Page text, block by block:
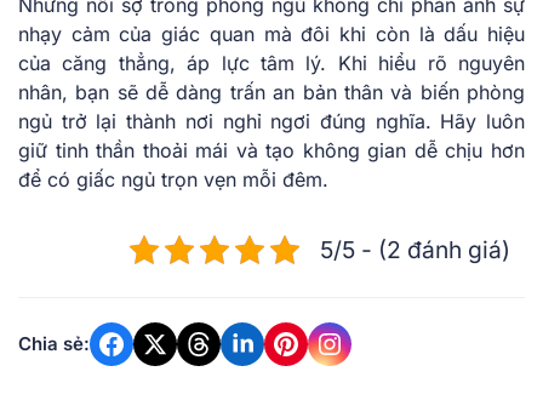
nhạy cảm của giác quan mà đôi khi còn là dấu hiệu
của căng thẳng, áp lực tâm lý. Khi hiểu rõ nguyên
nhân, bạn sẽ dễ dàng trấn an bản thân và biến phòng
ngủ trở lại thành nơi nghỉ ngơi đúng nghĩa. Hãy luôn
giữ tinh thần thoải mái và tạo không gian dễ chịu hơn
để có giấc ngủ trọn vẹn mỗi đêm.
5/5 - (2 đánh giá)
Chia sẻ: